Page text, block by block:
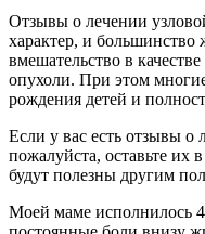
Отзывы о лечении
характер, и
вмешательство в
опухоли. При этом
рождения детей и
Если у вас есть отзывы
пожалуйста, оставьте
будут полезны другим
Моей маме исполнилось